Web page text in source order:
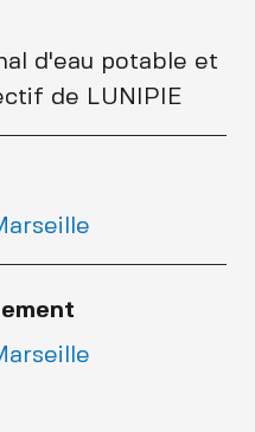
d'eau potable et
de LUNIPIE